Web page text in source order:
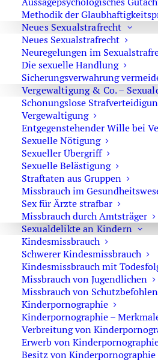
Methodik der
Neues Sexualstrafrecht
Neues Sexualstrafrecht
Neuregelungen im
Die sexuelle Handlung
Sicherungsverwahrung
Vergewaltigung & Co. –
Schonungslose
Vergewaltigung
Entgegenstehender Wille bei
Sexuelle Nötigung
Sexueller Übergriff
Sexuelle Belästigung
Straftaten aus Gruppen
Missbrauch im
Sex für Ärzte strafbar
Missbrauch durch Amtsträger
Sexualdelikte an Kindern
Kindesmissbrauch
Schwerer Kindesmissbrauch
Kindesmissbrauch mit
Missbrauch von Jugendlichen
Missbrauch von
Kinderpornographie
Kinderpornographie –
Verbreitung von
Erwerb von
Besitz von Kinderpornographie
Alkoholgeruch,
gerötete oder glasige Augen,
auffällige Pupillenreaktion,
unsichere Sprache,
Gleichgewichtsstörungen,
Schlangenlinien,
Rotlichtverstoß,
Unfall,
Drogenfund im Fahrzeug,
auffällige Fahrweise,
positive freiwillige Vortests.
Die Blutentnahme muss von
Arzt durchgeführt werden. Die
nicht einfach Blut abnehmen. Sie
aber anordnen, wenn die
vorliegen. Bei bestimmten
Reform des § 81a StPO keine
mehr erforderlich. In
oder Drogen am Steuer wird
Blutprobe angeordnet, wenn ein
besteht.